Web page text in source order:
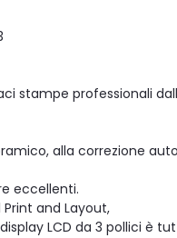
stampe professionali
alla correzione
eccellenti.
and Layout,
LCD da 3 pollici è